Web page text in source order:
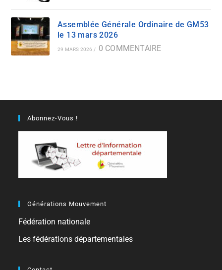
Assemblée Générale Ordinaire de GM53
le 13 mars 2026
29 MARS 2026 / 0 COMMENTAIRE
Abonnez-Vous !
Générations Mouvement
Fédération nationale
Les fédérations départementales